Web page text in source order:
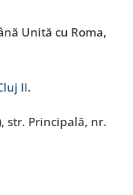
Unită cu Roma,
II.
str. Principală, nr.